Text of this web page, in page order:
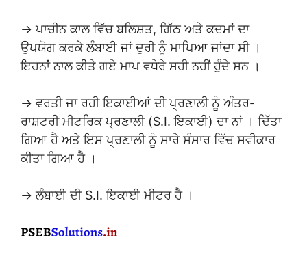
→ ਪਾਚੀਨ ਕਾਲ ਵਿੱਚ ਬਲਿਸ਼ਤ, ਗਿੱਠ ਅਤੇ ਕਦਮਾਂ ਦਾ
ਉਪਯੋਗ ਕਰਕੇ ਲੰਬਾਈ ਜਾਂ ਦੁਰੀ ਨੂੰ ਮਾਪਿਆ ਜਾਂਦਾ ਸੀ ।
ਇਹਨਾਂ ਨਾਲ ਕੀਤੇ ਗਏ ਮਾਪ ਵਧੇਰੇ ਸਹੀ ਨਹੀਂ ਹੁੰਦੇ ਸਨ ।
→ ਵਰਤੀ ਜਾ ਰਹੀ ਇਕਾਈਆਂ ਦੀ ਪ੍ਰਣਾਲੀ ਨੂੰ ਅੰਤਰ-
ਰਾਸ਼ਟਰੀ ਮੀਟਰਿਕ ਪ੍ਰਣਾਲੀ (S.I. ਇਕਾਈ) ਦਾ ਨਾਂ । ਦਿੱਤਾ
ਗਿਆ ਹੈ ਅਤੇ ਇਸ ਪ੍ਰਣਾਲੀ ਨੂੰ ਸਾਰੇ ਸੰਸਾਰ ਵਿੱਚ ਸਵੀਕਾਰ
ਕੀਤਾ ਗਿਆ ਹੈ ।
→ ਲੰਬਾਈ ਦੀ S.I. ਇਕਾਈ ਮੀਟਰ ਹੈ ।